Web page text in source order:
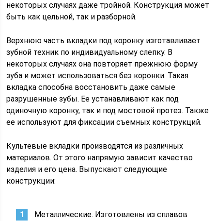
некоторых случаях даже тройной. Конструкция может
быть как цельной, так и разборной.
Верхнюю часть вкладки под коронку изготавливает
зубной техник по индивидуальному слепку. В
некоторых случаях она повторяет прежнюю форму
зуба и может использоваться без коронки. Такая
вкладка способна восстановить даже самые
разрушенные зубы. Ее устанавливают как под
одиночную коронку, так и под мостовой протез. Также
ее используют для фиксации съемных конструкций.
Культевые вкладки производятся из различных
материалов. От этого напрямую зависит качество
изделия и его цена. Выпускают следующие
конструкции:
Металлические. Изготовлены из сплавов